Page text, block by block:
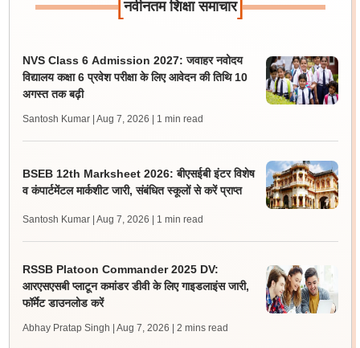
नवीनतम शिक्षा समाचार
NVS Class 6 Admission 2027: जवाहर नवोदय
विद्यालय कक्षा 6 प्रवेश परीक्षा के लिए आवेदन की तिथि 10
अगस्त तक बढ़ी
Santosh Kumar | Aug 7, 2026 | 1 min read
BSEB 12th Marksheet 2026: बीएसईबी इंटर विशेष
व कंपार्टमेंटल मार्कशीट जारी, संबंधित स्कूलों से करें प्राप्त
Santosh Kumar | Aug 7, 2026 | 1 min read
RSSB Platoon Commander 2025 DV:
आरएसएसबी प्लाटून कमांडर डीवी के लिए गाइडलाइंस जारी,
फॉर्मेट डाउनलोड करें
Abhay Pratap Singh | Aug 7, 2026 | 2 mins read